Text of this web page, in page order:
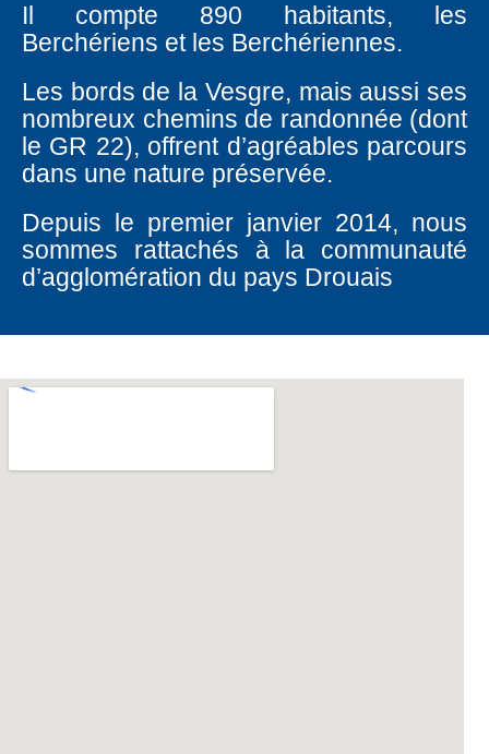
Il compte 890 habitants, les
Berchériens et les Berchériennes.
Les bords de la Vesgre, mais aussi ses
nombreux chemins de randonnée (dont
le GR 22), offrent d’agréables parcours
dans une nature préservée.
Depuis le premier janvier 2014, nous
sommes rattachés à la communauté
d’agglomération du pays Drouais